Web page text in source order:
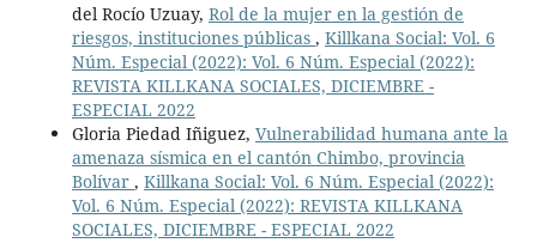
del Rocío Uzuay, Rol de la mujer en la gestión de
riesgos, instituciones públicas , Killkana Social: Vol. 6
Núm. Especial (2022): Vol. 6 Núm. Especial (2022):
REVISTA KILLKANA SOCIALES, DICIEMBRE -
ESPECIAL 2022
Gloria Piedad Iñiguez, Vulnerabilidad humana ante la
amenaza sísmica en el cantón Chimbo, provincia
Bolívar , Killkana Social: Vol. 6 Núm. Especial (2022):
Vol. 6 Núm. Especial (2022): REVISTA KILLKANA
SOCIALES, DICIEMBRE - ESPECIAL 2022